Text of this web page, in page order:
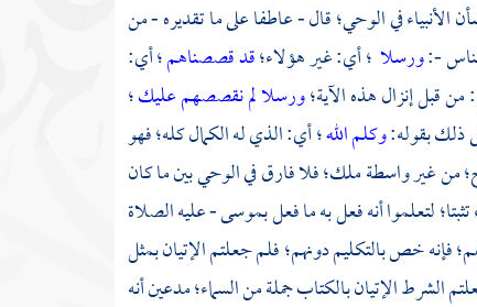
الأنبياء في الوحي؛ قال - عاطفا على ما تقديره - من
-:ورسلا ؛ أي: غير هؤلاء؛قد قصصناهم؛ أي:
قبل إنزال هذه الآية؛ورسلا لم نقصصهم عليك؛
ذلك بقوله:وكلم الله؛ أي: الذي له الكمال كله؛ فهو
من غير واسطة ملك؛ فلا فارق في الوحي بين ما كان
لتعلموا أنه فعل به ما فعلبموسى- عليه الصلاة
فإنه خص بالتكليم دونهم؛ فلم جعلتم الإتيان بمثل
الشرط الإتيان بالكتاب جملة من السماء؛ مدعين أنه